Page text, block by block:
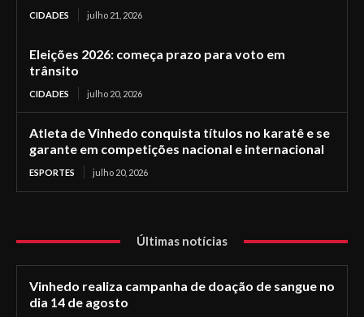
CIDADES julho 21, 2026
Eleições 2026: começa prazo para voto em
trânsito
CIDADES julho 20, 2026
Atleta de Vinhedo conquista títulos no karatê e se
garante em competições nacional e internacional
ESPORTES julho 20, 2026
Últimas notícias
Vinhedo realiza campanha de doação de sangue no
dia 14 de agosto